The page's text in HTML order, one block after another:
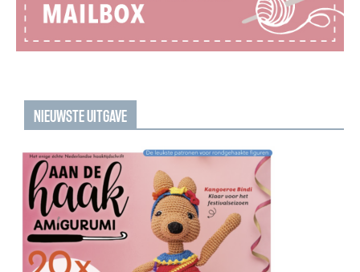
NIEUWSTE UITGAVE